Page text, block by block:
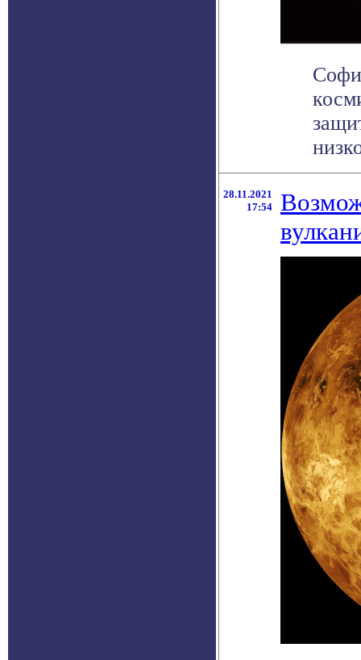
28.11.2021
17:54